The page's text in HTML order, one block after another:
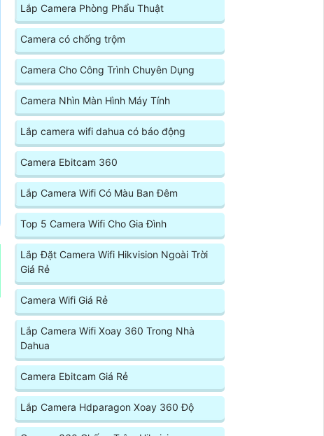
Lắp Camera Phòng Phẩu Thuật
Camera có chống trộm
Camera Cho Công Trình Chuyên Dụng
Camera Nhìn Màn Hình Máy Tính
Lắp camera wifi dahua có báo động
Camera Ebitcam 360
Lắp Camera Wifi Có Màu Ban Đêm
Top 5 Camera Wifi Cho Gia Đình
Lắp Đặt Camera Wifi Hikvision Ngoài Trời
Giá Rẻ
Camera Wifi Giá Rẻ
Lắp Camera Wifi Xoay 360 Trong Nhà
Dahua
Camera Ebitcam Giá Rẻ
Lắp Camera Hdparagon Xoay 360 Độ